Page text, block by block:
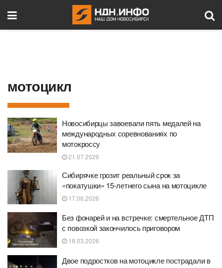
мотоцикл
Новосибирцы завоевали пять медалей на
международных соревнованиях по
мотокроссу
21.07.2026
Сибирячке грозит реальный срок за
«покатушки» 15-летнего сына на мотоцикле
17.06.2026
Без фонарей и на встречке: смертельное ДТП
с повозкой закончилось приговором
18.03.2026
Двое подростков на мотоцикле пострадали в